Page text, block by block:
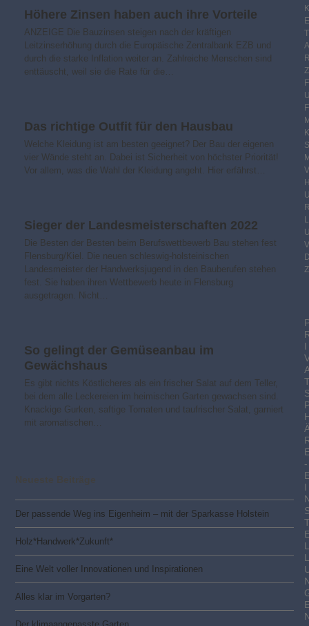
Höhere Zinsen haben auch ihre Vorteile
ANZEIGE Die Bauzinsen steigen nach der kräftigen
Leitzinserhöhung durch die Europäische Zentralbank EZB und
durch die starke Inflation weiter an. Zahlreiche Menschen sind
enttäuscht, weil sie die Rate für die…
Das richtige Outfit für den Hausbau
Welche Kleidung ist am besten geeignet? Der Bau der eigenen
vier Wände steht an. Dabei ist Sicherheit von höchster Priorität!
Vor allem, was die Wahl der Kleidung angeht. Hier erfährst…
Sieger der Landesmeisterschaften 2022
Die Besten der Besten beim Berufswettbewerb Bau stehen fest
Flensburg/Kiel. Die neuen schleswig-holsteinischen
Landesmeister der Handwerksjugend in den Bauberufen stehen
fest. Sie haben ihren Wettbewerb heute in Flensburg
ausgetragen. Nicht…
So gelingt der Gemüseanbau im
Gewächshaus
Es gibt nichts Köstlicheres als ein frischer Salat auf dem Teller,
bei dem alle Leckereien im heimischen Garten gewachsen sind.
Knackige Gurken, saftige Tomaten und taufrischer Salat, garniert
mit aromatischen…
Der passende Weg ins Eigenheim – mit der Sparkasse Holstein
Holz*Handwerk*Zukunft*
Eine Welt voller Innovationen und Inspirationen
Alles klar im Vorgarten?
Der klimaangepasste Garten
I
-
I
L
L